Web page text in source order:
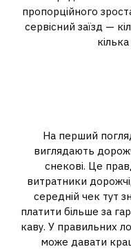
пропорційного
сервісний заїзд —
На перший
виглядають
снекові. Це
витратники
середній чек тут
платити більше за
каву. У правильних
може давати